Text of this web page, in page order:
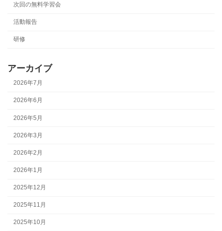
次回の無料学習会
活動報告
研修
アーカイブ
2026年7月
2026年6月
2026年5月
2026年3月
2026年2月
2026年1月
2025年12月
2025年11月
2025年10月